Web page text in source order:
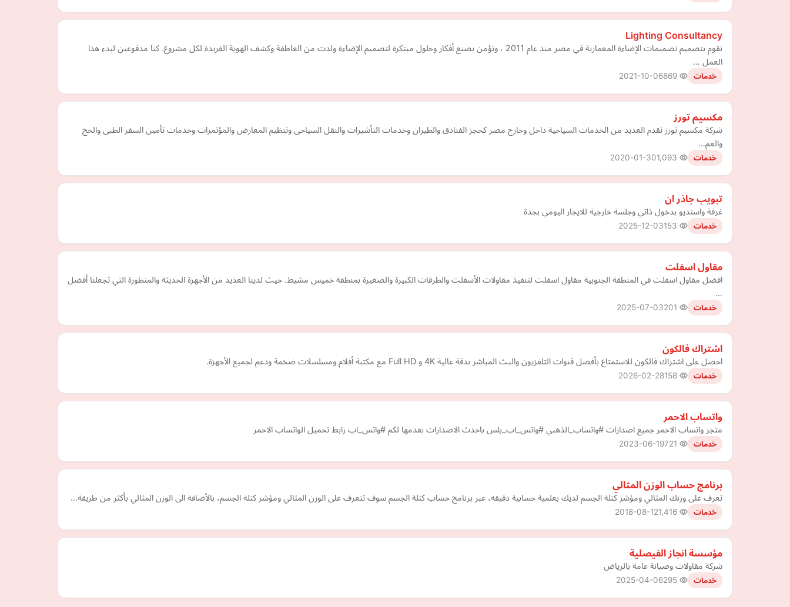
Lighting Consultancy
نقوم بتصميم تصميمات الإضاءة المعمارية في مصر منذ عام 2011 ، ونؤمن بصنع أفكار وحلول مبتكرة لتصميم الإضاءة ولدت من العاطفة وكشف الهوية الفريدة لكل مشروع. كنا مدفوعين لبدء هذا
العمل …
خدمات 2021-10-06
مكسيم تورز
شركة مكسيم تورز تقدم العديد من الخدمات السياحية داخل وخارج مصر كحجز الفنادق والطيران وخدمات التأشيرات والنقل السياحى وتنظيم المعارض والمؤتمرات وخدمات تأمين السفر الطبى والحج
والعم…
خدمات 2020-01-30
تبويب جاذر ان
غرفة واستديو بدخول ذاتي وجلسة خارجية للايجار اليومي بجدة
خدمات 2025-12-03
مقاول اسفلت
افضل مقاول اسفلت في المنطقة الجنوبية مقاول اسفلت لتنفيذ مقاولات الأسفلت والطرقات الكبيرة والصغيرة بمنطقة خميس مشيط. حيث لدينا العديد من الأجهزة الحديثة والمتطورة التي تجعلنا أفضل
…
خدمات 2025-07-03
اشتراك فالكون
احصل على اشتراك فالكون للاستمتاع بأفضل قنوات التلفزيون والبث المباشر بدقة عالية 4K و Full HD مع مكتبة أفلام ومسلسلات ضخمة ودعم لجميع الأجهزة.
خدمات 2026-02-28
واتساب الاحمر
متجر واتساب الاحمر جميع اصدارات #واتساب_الذهبي #واتس_اب_بلس باحدث الاصدارات نقدمها لكم #واتس_اب رابط تحميل الواتساب الاحمر
خدمات 2023-06-19
برنامج حساب الوزن المثالي
تعرف على وزنك المثالي ومؤشر كتلة الجسم لديك بعلمية حسابية دقيقه، عبر برنامج حساب كتلة الجسم سوف تتعرف على الوزن المثالي ومؤشر كتلة الجسم، بالأضافة الى الوزن المثالي بأكثر من طريقة…
خدمات 2018-08-12
مؤسسة انجاز الفيصلية
شركة مقاولات وصيانة عامة بالرياض
خدمات 2025-04-06